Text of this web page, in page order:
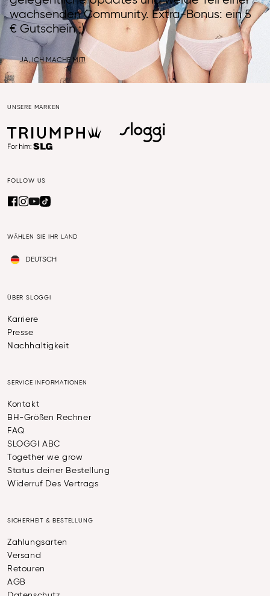
wachsenden Community. Extra-Bonus: ein 5
€ Gutschein ;)
JA, ICH MACHE MIT!
UNSERE MARKEN
FOLLOW US
WÄHLEN SIE IHR LAND
DEUTSCH
ÜBER SLOGGI
Karriere
Presse
Nachhaltigkeit
SERVICE INFORMATIONEN
Kontakt
BH-Größen Rechner
FAQ
SLOGGI ABC
Together we grow
Status deiner Bestellung
Widerruf Des Vertrags
SICHERHEIT & BESTELLUNG
Zahlungsarten
Versand
Retouren
AGB